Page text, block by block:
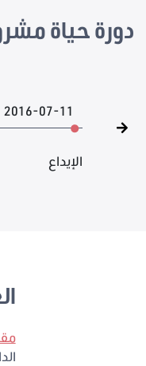
دورة حياة
2016-07-11
الإيداع